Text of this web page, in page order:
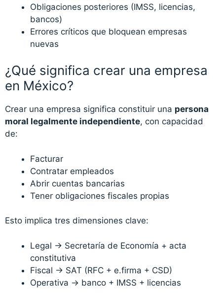
Obligaciones posteriores (IMSS, licencias,
bancos)
Errores críticos que bloquean empresas
nuevas
¿Qué significa crear una empresa
en México?
Crear una empresa significa constituir una persona
moral legalmente independiente, con capacidad
de:
Facturar
Contratar empleados
Abrir cuentas bancarias
Tener obligaciones fiscales propias
Esto implica tres dimensiones clave:
Legal → Secretaría de Economía + acta
constitutiva
Fiscal → SAT (RFC + e.firma + CSD)
Operativa → banco + IMSS + licencias